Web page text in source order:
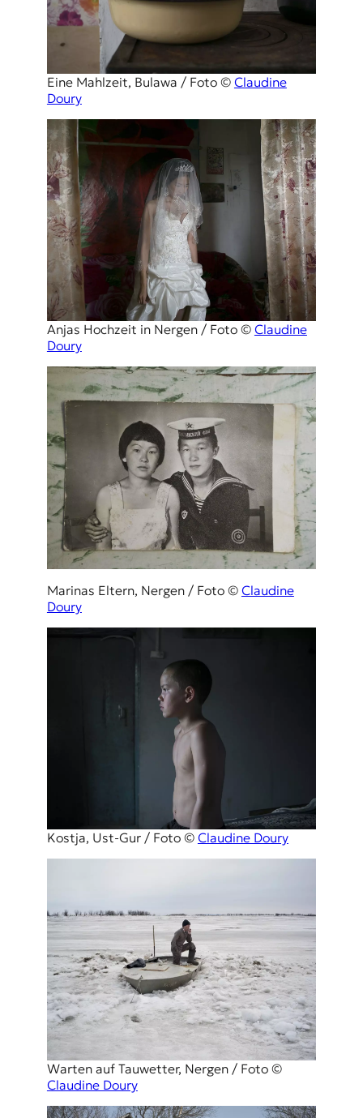
Eine Mahlzeit, Bulawa / Foto © Claudine
Doury
Anjas Hochzeit in Nergen / Foto © Claudine
Doury
Marinas Eltern, Nergen / Foto © Claudine
Doury
Kostja, Ust-Gur / Foto © Claudine Doury
Warten auf Tauwetter, Nergen / Foto ©
Claudine Doury